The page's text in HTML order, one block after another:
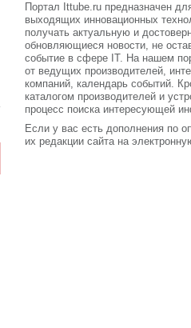
Портал Ittube.ru предназначен
выходящих инновационных
получать актуальную и
обновляющиеся новости, не
событие в сфере IT. На нашем
от ведущих производителей,
компаний, календарь событий.
каталогом производителей и
процесс поиска интересующей
Если у вас есть дополнения по
их редакции сайта на